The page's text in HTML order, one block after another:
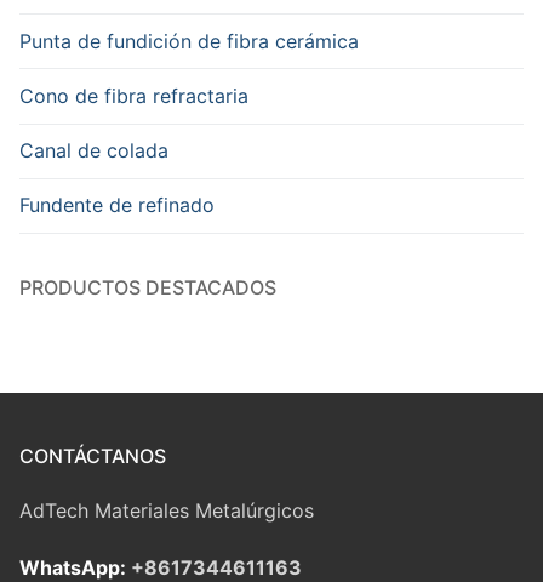
Punta de fundición de fibra cerámica
Cono de fibra refractaria
Canal de colada
Fundente de refinado
PRODUCTOS DESTACADOS
CONTÁCTANOS
AdTech Materiales Metalúrgicos
WhatsApp: +8617344611163